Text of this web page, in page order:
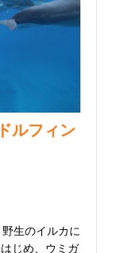
ルフィン
生のイルカに
じめ、ウミガ